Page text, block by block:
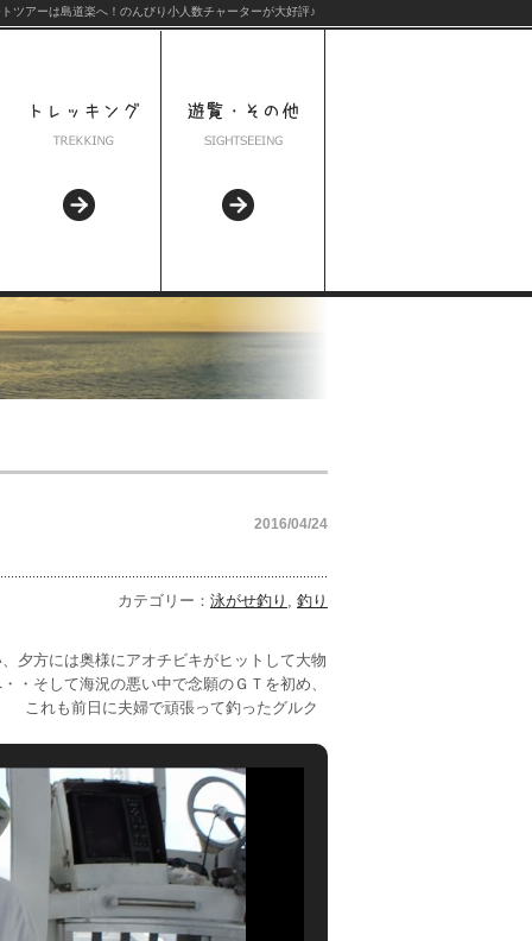
ツアーは島道楽へ！のんびり小人数チャーターが大好評♪
2016/04/24
カテゴリー： 泳がせ釣り , 釣り
夕方には奥様にアオチビキがヒットして大物
・そして海況の悪い中で念願のＧＴを初め、
これも前日に夫婦で頑張って釣ったグルク